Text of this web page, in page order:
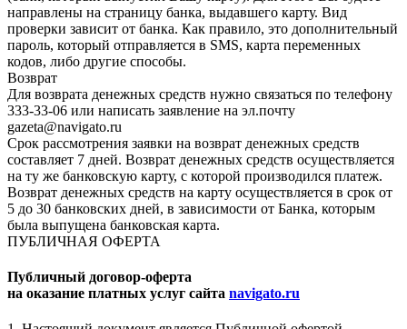
направлены на страницу банка, выдавшего карту. Вид
проверки зависит от банка. Как правило, это дополнительный
пароль, который отправляется в SMS, карта переменных
кодов, либо другие способы.
Возврат
Для возврата денежных средств нужно связаться по телефону
333-33-06 или написать заявление на эл.почту
gazeta@navigato.ru
Срок рассмотрения заявки на возврат денежных средств
составляет 7 дней. Возврат денежных средств осуществляется
на ту же банковскую карту, с которой производился платеж.
Возврат денежных средств на карту осуществляется в срок от
5 до 30 банковских дней, в зависимости от Банка, которым
была выпущена банковская карта.
ПУБЛИЧНАЯ ОФЕРТА
Публичный договор-оферта
на оказание платных услуг сайта navigato.ru